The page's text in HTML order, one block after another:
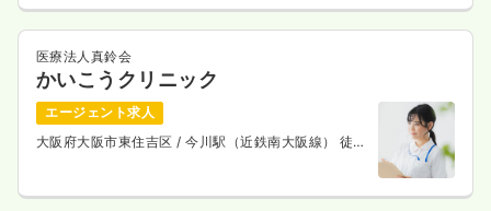
給与 時給1,600円
時間 9:00～17:15
時給1,600円以上可
詳細を見る
医療法人真鈴会
かいこうクリニック
エージェント求人
大阪府大阪市東住吉区 / 今川駅（近鉄南大阪線） 徒歩